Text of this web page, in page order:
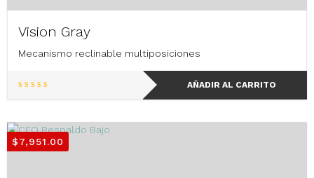
Vision Gray
Mecanismo reclinable multiposiciones
AÑADIR AL CARRITO
$7,951.00